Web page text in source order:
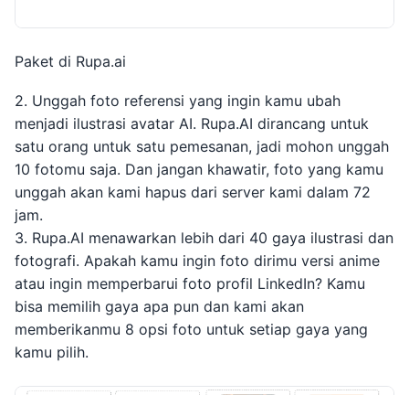
Paket di Rupa.ai
2. Unggah foto referensi yang ingin kamu ubah
menjadi ilustrasi avatar AI. Rupa.AI dirancang untuk
satu orang untuk satu pemesanan, jadi mohon unggah
10 fotomu saja. Dan jangan khawatir, foto yang kamu
unggah akan kami hapus dari server kami dalam 72
jam.
3. Rupa.AI menawarkan lebih dari 40 gaya ilustrasi dan
fotografi. Apakah kamu ingin foto dirimu versi anime
atau ingin memperbarui foto profil LinkedIn? Kamu
bisa memilih gaya apa pun dan kami akan
memberikanmu 8 opsi foto untuk setiap gaya yang
kamu pilih.